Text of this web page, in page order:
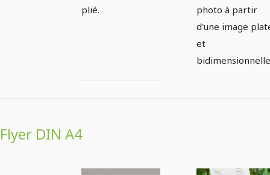
plié.
photo à partir
d'une image
et
Flyer DIN A4